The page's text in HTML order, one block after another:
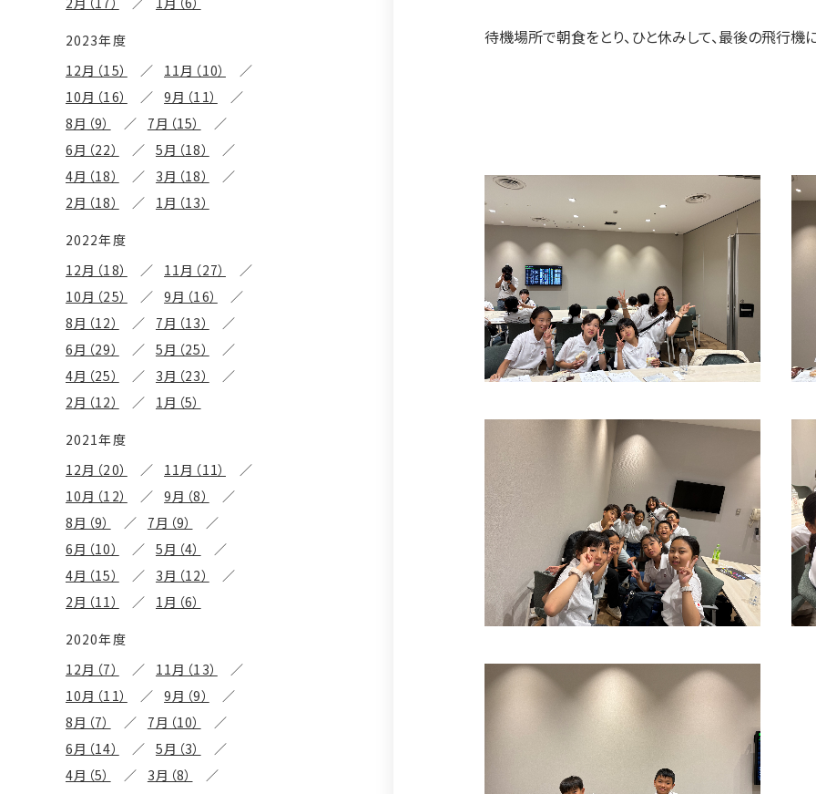
待機場所で朝食をとり、ひと休みして、最後の飛行機
2023年度
12月（15）
11月（10）
10月（16）
9月（11）
8月（9）
7月（15）
6月（22）
5月（18）
4月（18）
3月（18）
2月（18）
1月（13）
2022年度
12月（18）
11月（27）
10月（25）
9月（16）
8月（12）
7月（13）
6月（29）
5月（25）
4月（25）
3月（23）
2月（12）
1月（5）
2021年度
12月（20）
11月（11）
10月（12）
9月（8）
8月（9）
7月（9）
6月（10）
5月（4）
4月（15）
3月（12）
2月（11）
1月（6）
2020年度
12月（7）
11月（13）
10月（11）
9月（9）
8月（7）
7月（10）
6月（14）
5月（3）
4月（5）
3月（8）